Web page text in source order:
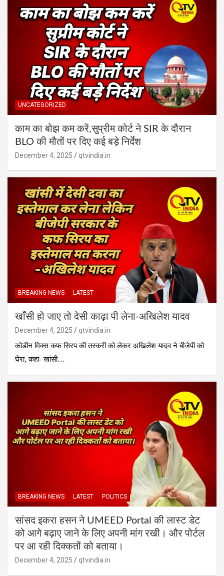
UNCATEGORIZED
काम का बोझ कम करें,सुप्रीम कोर्ट ने SIR के दौरान
BLO की मौतों पर दिए कई बड़े निर्देश
December 4, 2025 qtvindia.in
BREAKING NEWS LATEST
खाँसी हो जाए तो देसी काढ़ा पी लेना-अखिलेश यादव
December 4, 2025
qtvindia.in
कोडीन मिक्स कफ सिरप की तस्करी को लेकर अखिलेश यादव ने बीजेपी को
घेरा, कहा- खांसी…
BREAKING NEWS LATEST POLITICS
सांसद इकरा हसन ने UMEED Portal की लास्ट डेट
को आगे बढ़ाए जाने के लिए अपनी मांग रखी। और पोर्टल
पर आ रही दिक्कतों को बताया।
December 4, 2025 qtvindia.in